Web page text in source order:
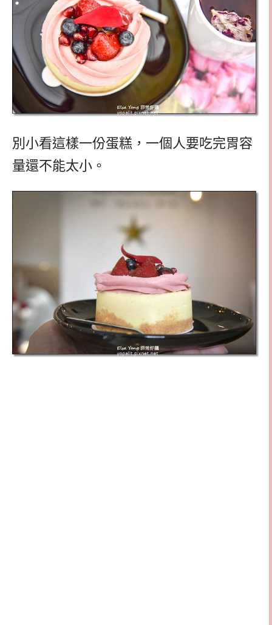
別小看這樣一份蛋糕，一個人要吃完胃容
量還不能太小。